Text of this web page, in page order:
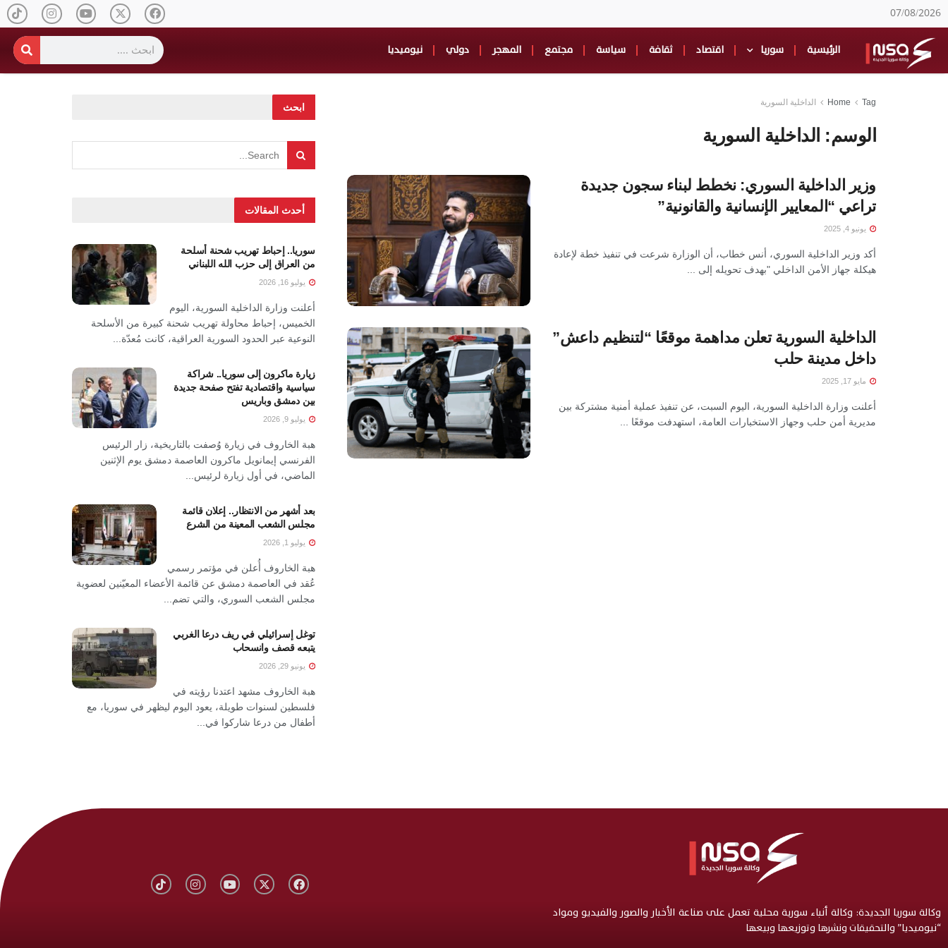
07/08/2026
الرئيسية سوريا اقتصاد ثقافة سياسة مجتمع المهجر دولي نيوميديا
Home Tag الداخلية السورية
الوسم: الداخلية السورية
وزير الداخلية السوري: نخطط لبناء سجون جديدة
تراعي “المعايير الإنسانية والقانونية”
يونيو 4, 2025
أكد وزير الداخلية السوري، أنس خطاب، أن الوزارة شرعت في تنفيذ خطة لإعادة
هيكلة جهاز الأمن الداخلي "بهدف تحويله إلى ...
الداخلية السورية تعلن مداهمة موقعًا “لتنظيم داعش”
داخل مدينة حلب
مايو 17, 2025
أعلنت وزارة الداخلية السورية، اليوم السبت، عن تنفيذ عملية أمنية مشتركة بين
مديرية أمن حلب وجهاز الاستخبارات العامة، استهدفت موقعًا ...
ابحث
أحدث المقالات
سوريا.. إحباط تهريب شحنة أسلحة
من العراق إلى حزب الله اللبناني
يوليو 16, 2026
أعلنت وزارة الداخلية السورية، اليوم
الخميس، إحباط محاولة تهريب شحنة كبيرة من الأسلحة
النوعية عبر الحدود السورية العراقية، كانت مُعدّة...
زيارة ماكرون إلى سوريا.. شراكة
سياسية واقتصادية تفتح صفحة جديدة
بين دمشق وباريس
يوليو 9, 2026
هبة الخاروف في زيارة وُصفت بالتاريخية، زار الرئيس
الفرنسي إيمانويل ماكرون العاصمة دمشق يوم الإثنين
الماضي، في أول زيارة لرئيس...
بعد أشهر من الانتظار.. إعلان قائمة
مجلس الشعب المعينة من الشرع
يوليو 1, 2026
هبة الخاروف أُعلن في مؤتمر رسمي
عُقد في العاصمة دمشق عن قائمة الأعضاء المعيّنين لعضوية
مجلس الشعب السوري، والتي تضم...
توغل إسرائيلي في ريف درعا الغربي
يتبعه قصف وانسحاب
يونيو 29, 2026
هبة الخاروف مشهد اعتدنا رؤيته في
فلسطين لسنوات طويلة، يعود اليوم ليظهر في سوريا، مع
أطفال من درعا شاركوا في...
وكالة سوريا الجديدة: وكالة أنباء سورية محلية تعمل على صناعة الأخبار والصور والفيديو ومواد
“نيوميديا” والتحقيقات ونشرها وتوزيعها وبيعها